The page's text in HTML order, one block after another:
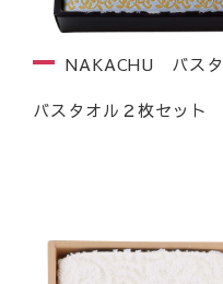
NAKACHU バスタ
バスタオル２枚セット